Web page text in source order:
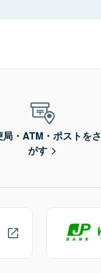
局・ATM・ポストをさ
がす